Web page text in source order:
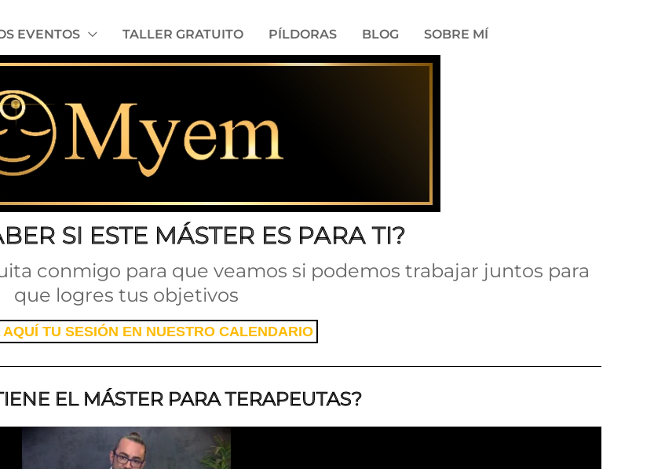
EVENTOS TALLER GRATUITO PÍLDORAS BLOG SOBRE MÍ
SI ESTE MÁSTER ES PARA TI?
conmigo para que veamos si podemos trabajar juntos para
que logres tus objetivos
TU SESIÓN EN NUESTRO CALENDARIO
EL MÁSTER PARA TERAPEUTAS?